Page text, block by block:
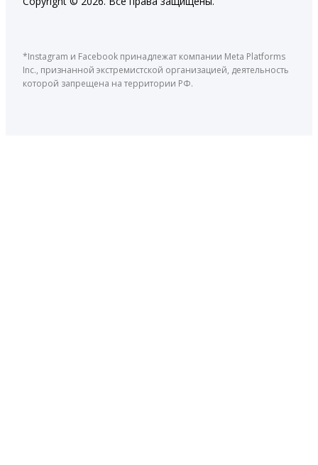
*Instagram и Facebook принадлежат компании Meta Platforms
Inc., признанной экстремистской организацией, деятельность
которой запрещена на территории РФ.